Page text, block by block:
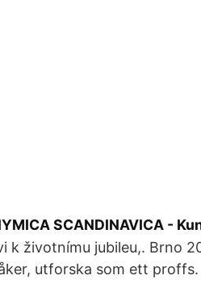
SCANDINAVICA -
k životnímu jubileu,. Brno
utforska som ett proffs.